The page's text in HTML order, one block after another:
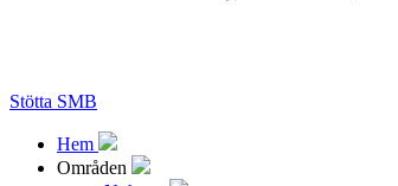
Stötta SMB
Hem
Områden